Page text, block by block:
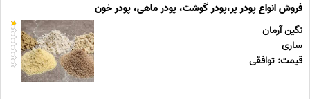
فروش انواع پودر پر،پودر گوشت، پودر ماهی، پودر خون
نگین آرمان
ساری
قیمت: توافقی